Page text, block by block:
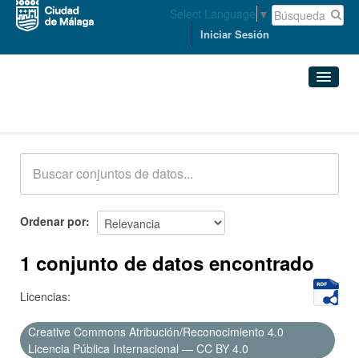
Select Language ▼
Iniciar Sesión
Acerca de
Ordenar por
1 conjunto de datos encontrado
Licencias:
Creative Commons Atribución/Reconocimiento 4.0
Licencia Pública Internacional — CC BY 4.0